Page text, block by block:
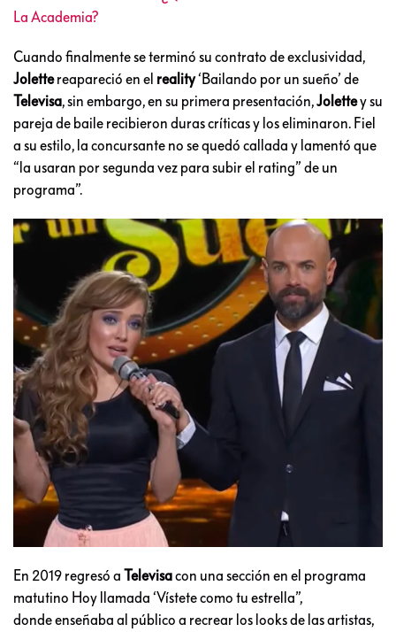
La Academia?
Cuando finalmente se terminó su contrato de exclusividad,
Jolettereapareció en el reality‘Bailando por un sueño’ de
Televisa, sin embargo, en su primera presentación,Jolettey su
pareja de baile recibieron duras críticas y los eliminaron. Fiel
a su estilo, la concursante no se quedó callada y lamentó que
“la usaran por segunda vez para subir el rating” de un
programa”.
En 2019 regresó a Televisacon una sección en el programa
matutino Hoy llamada ‘Vístete como tu estrella”,
donde enseñaba al público a recrear los looks de las artistas,